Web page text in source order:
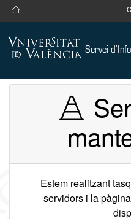
Anar al contingut
home
Servei
Estem realitzant
servidors i la